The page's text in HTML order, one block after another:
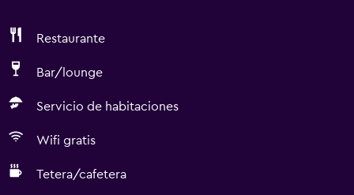
Restaurante
Bar/lounge
Servicio de habitaciones
Wifi gratis
Tetera/cafetera